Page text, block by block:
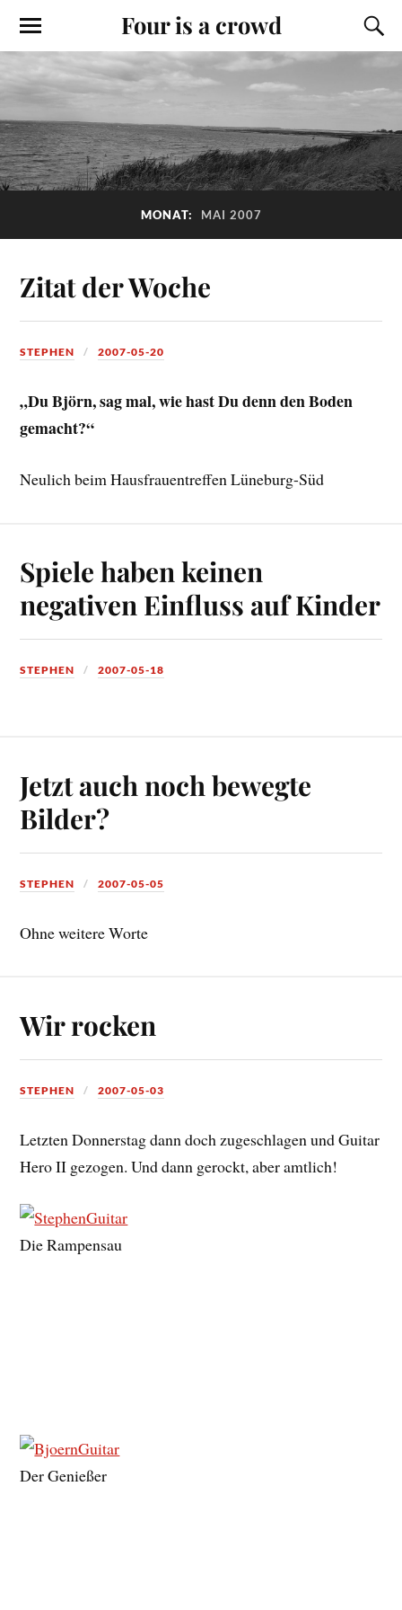
Four is a crowd
MONAT: MAI 2007
Zitat der Woche
STEPHEN 2007-05-20
„Du Björn, sag mal, wie hast Du denn den Boden
gemacht?“
Neulich beim Hausfrauentreffen Lüneburg-Süd
Spiele haben keinen
negativen Einfluss auf Kinder
STEPHEN 2007-05-18
Jetzt auch noch bewegte
Bilder?
STEPHEN 2007-05-05
Ohne weitere Worte
Wir rocken
STEPHEN 2007-05-03
Letzten Donnerstag dann doch zugeschlagen und Guitar
Hero II gezogen. Und dann gerockt, aber amtlich!
Die Rampensau
Der Genießer